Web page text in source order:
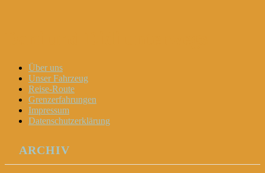
Menu
Widgets
Search
Skip
content
Über uns
Unser Fahrzeug
Reise-Route
Grenzerfahrungen
Impressum
Datenschutzerklärung
ARCHIV